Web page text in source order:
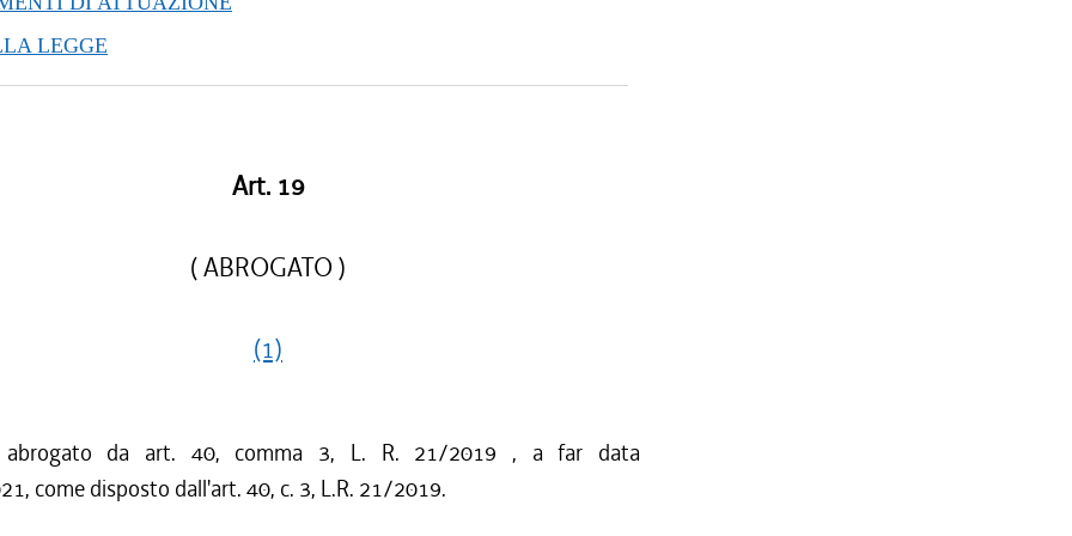
al 12/01/2016
al 12/11/2015
LEGGE
Art. 19
( ABROGATO )
(1)
abrogato da art. 40, comma 3, L. R. 21/2019 , a far data
come disposto dall'art. 40, c. 3, L.R. 21/2019.